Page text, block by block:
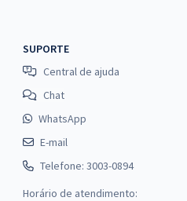
SUPORTE
Central de ajuda
Chat
WhatsApp
E-mail
Telefone: 3003-0894
Horário de atendimento: